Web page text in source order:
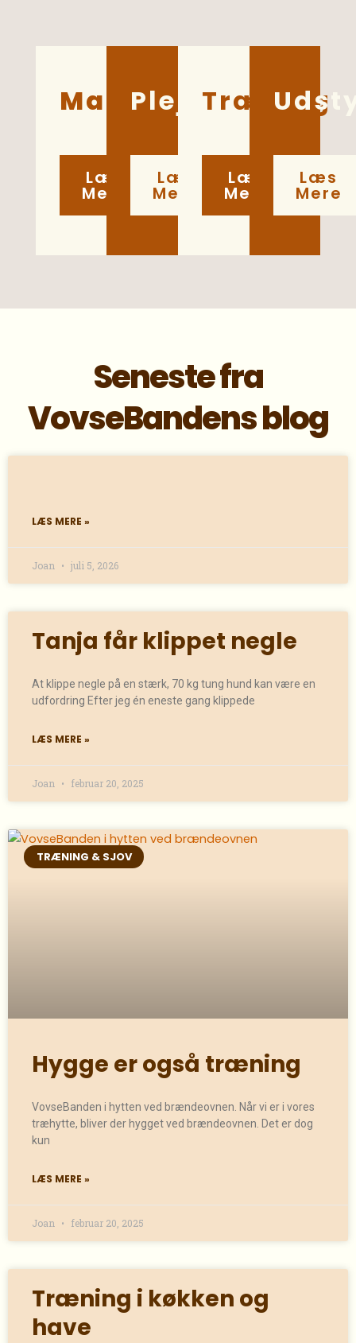
Mad
Læs
Mere
Pleje
Læs
Mere
Træning
Læs
Mere
Læs
Mere
Seneste fra
VovseBandens blog
LÆS MERE »
Joan juli 5, 2026
Tanja får klippet negle
At klippe negle på en stærk, 70 kg tung hund kan være en
udfordring Efter jeg én eneste gang klippede
LÆS MERE »
Joan februar 20, 2025
TRÆNING & SJOV
Hygge er også træning
VovseBanden i hytten ved brændeovnen. Når vi er i vores
træhytte, bliver der hygget ved brændeovnen. Det er dog
kun
LÆS MERE »
Joan februar 20, 2025
Træning i køkken og
have